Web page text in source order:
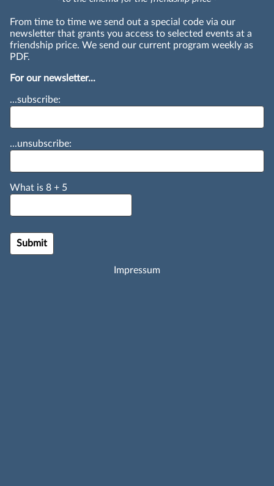
From time to time we send out a special code via our
newsletter that grants you access to selected events at a
friendship price. We send our current program weekly as
PDF.
For our newsletter...
...subscribe:
...unsubscribe:
What is 8 + 5
Impressum